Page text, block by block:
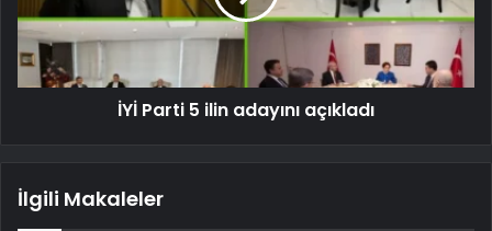
İYİ Parti 5 ilin adayını açıkladı
İlgili Makaleler